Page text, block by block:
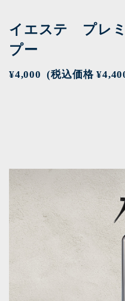
イエステ プレ
プー
¥4,000 (税込価格